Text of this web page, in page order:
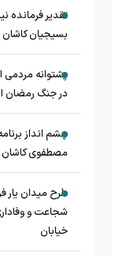
تقدیر فرمانده
بسیجیان کاشان
پشتوانه
در جنگ رمضان
چشم‌ انداز
مصطفوی
طرح میدان یار
شجاعت و
خیابان